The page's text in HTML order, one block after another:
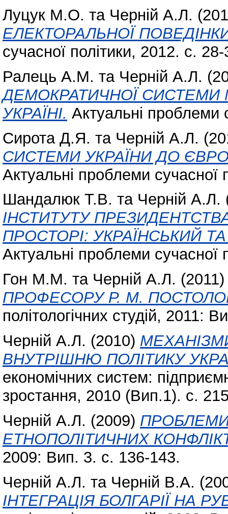
Луцук М.О. та Черній А.Л.
ЕЛЕКТОРАЛЬНОЇ
сучасної політики, 2012. с.
Ралець А.М. та Черній А.Л.
ДЕМОКРАТИЧНОЇ
УКРАЇНІ. Актуальні проблеми
Сирота Д.Я. та Черній А.Л.
СИСТЕМИ УКРАЇНИ ДО
Актуальні проблеми сучасної
Шандалюк Т.В. та Черній А.Л.
ІНСТИТУТУ
ПРОСТОРІ: УКРАЇНСЬКИЙ
Актуальні проблеми сучасної
Гон М.М. та Черній А.Л.
ПРОФЕСОРУ Р. М.
політологічних студій, 2011:
Черній А.Л. (2010)
ВНУТРІШНЮ ПОЛІТИКУ
економічних систем:
зростання, 2010 (Вип.1). с.
Черній А.Л. (2009) ПРОБЛЕМИ
ЕТНОПОЛІТИЧНИХ
2009: Вип. 3. с. 136-143.
Черній А.Л. та Черній В.А.
ІНТЕГРАЦІЯ БОЛГАРІЇ НА